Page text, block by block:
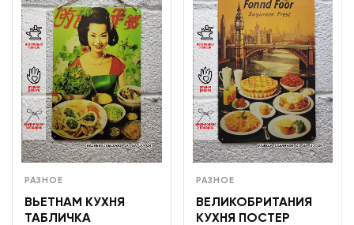
РАЗНОЕ
ВЬЕТНАМ КУХНЯ
ТАБЛИЧКА
РАЗНОЕ
ВЕЛИКОБРИТАНИЯ
КУХНЯ ПОСТЕР